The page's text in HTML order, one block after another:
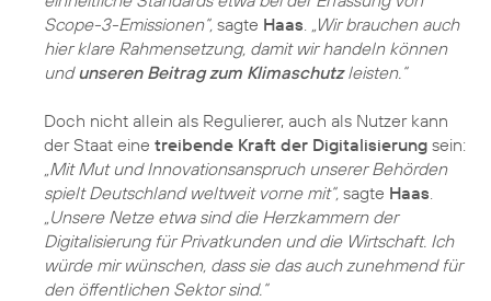
Scope-3-Emissionen“, sagte Haas
„Wir brauchen auch
hier klare Rahmensetzung, damit wir handeln können
undunseren Beitrag zum Klimaschutzleisten.“
Doch nicht allein als Regulierer, auch als Nutzer kann
der Staat eine treibende Kraft der Digitalisierung sein:
„Mit Mut und Innovationsanspruch unserer Behörden
spielt Deutschland weltweit vorne mit“, sagte Haas
„Unsere Netze etwa sind die Herzkammern der
Digitalisierung für Privatkunden und die Wirtschaft. Ich
würde mir wünschen, dass sie das auch zunehmend für
den öffentlichen Sektor sind.“